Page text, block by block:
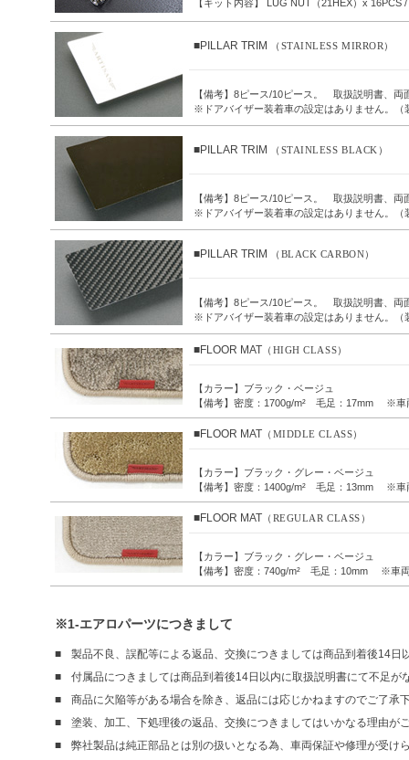
【キット内容】 LUG NUT（21HEX）x
■PILLAR TRIM （STAINLESS MIRROR）
【備考】8ピース/10ピース。 取扱説明書、両
※ドアバイザー装着車の設定はありません。（
■PILLAR TRIM （STAINLESS BLACK）
【備考】8ピース/10ピース。 取扱説明書、両
※ドアバイザー装着車の設定はありません。（
■PILLAR TRIM （BLACK CARBON）
【備考】8ピース/10ピース。 取扱説明書、両
※ドアバイザー装着車の設定はありません。（
■FLOOR MAT （HIGH CLASS）
【カラー】ブラック・ベージュ
【備考】密度：1700g/m² 毛足：17mm ※
■FLOOR MAT （MIDDLE CLASS）
【カラー】ブラック・グレー・ベージュ
【備考】密度：1400g/m² 毛足：13mm ※車
■FLOOR MAT （REGULAR CLASS）
【カラー】ブラック・グレー・ベージュ
【備考】密度：740g/m² 毛足：10mm ※車
※1-エアロパーツにつきまして
製品不良、誤配等による返品、交換につきましては商品到着後14
付属品につきましては商品到着後14日以内に取扱説明書にて不足が
商品に欠陥等がある場合を除き、返品には応じかねますのでご了承
塗装、加工、下処理後の返品、交換につきましてはいかなる理由が
弊社製品は純正部品とは別の扱いとなる為、車両保証や修理が受け